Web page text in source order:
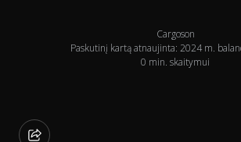
Cargoson
Paskutinį kartą atnaujinta: 2024 m.
0 min. skaitymui